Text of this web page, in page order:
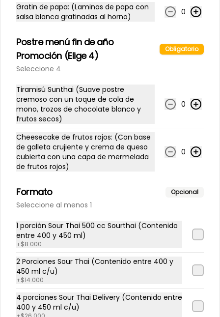
Cena clandestina 🤫
Una cultura.
Una experiencia irrepetible.
Presenta la primera edición de
nuestras Cenas Clandestinas: una
inspirada en Japón, donde cada
plato busca conectar tradición,
técnica y emoción en un formato
íntimo y experimental.
Disfruta un menú degustación de 5
tiempos cuidadosamente
diseñado junto a un maridaje
seleccionado para acompañar
cada momento de la experiencia.
📍 Angamos 152, Sunthai
⚠️ Cupos limitados
Reserva tu lugar y sé parte de la
$50.000$55.000
Conócenos
Delivery
Términos y condiciones
Política de privacidad
Redes sociales
Instagram
Facebook
Gratin de papa: (Laminas de papa con
salsa blanca gratinadas al horno)
0
Postre menú fin de año
Promoción (Elige 4)
Obligatorio
Seleccione 4
Tiramisú Sunthai (Suave postre
cremoso con un toque de cola de
mono, trozos de chocolate blanco y
frutos secos)
0
Cheesecake de frutos rojos: (Con base
de galleta crujiente y crema de queso
cubierta con una capa de mermelada
de frutos rojos)
0
Formato Opcional
Seleccione al menos 1
1 porción Sour Thai 500 cc Sourthai (Contenido
entre 400 y 450 ml)
+$8.000
2 Porciones Sour Thai (Contenido entre 400 y
450 ml c/u)
+$14.000
4 porciones Sour Thai Delivery (Contenido entre
400 y 450 ml c/u)